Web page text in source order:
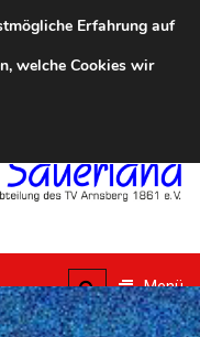
2026
Menü
Erfahrung auf
welche Cookies wir